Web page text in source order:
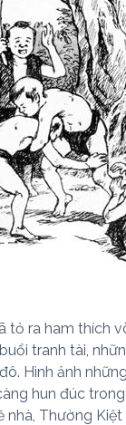
ra ham thích
tranh tài,
Hình ảnh
hun đúc
nhà, Thường